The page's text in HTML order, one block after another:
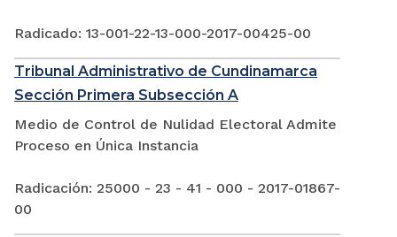
Radicado: 13-001-22-13-000-2017-00425-00
Tribunal Administrativo de Cundinamarca
Sección Primera Subsección A
Medio de Control de Nulidad Electoral Admite
Proceso en Única Instancia
Radicación: 25000 - 23 - 41 - 000 - 2017-01867-
00